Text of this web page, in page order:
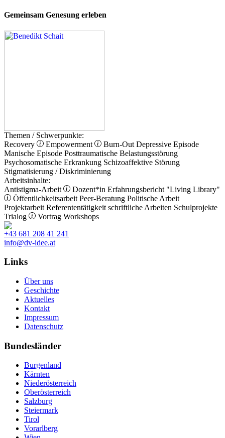
Gemeinsam Genesung erleben
Themen / Schwerpunkte:
Recovery
Empowerment Burn-Out Depressive Episode
Manische Episode Posttraumatische Belastungsstörung
Psychosomatische Erkrankung Schizoaffektive Störung
Stigmatisierung / Diskriminierung
Arbeitsinhalte:
Antistigma-Arbeit
Dozent*in Erfahrungsbericht "Living Library"
Öffentlichkeitsarbeit Peer-Beratung Politische Arbeit
Projektarbeit Referententätigkeit schriftliche Arbeiten Schulprojekte
Trialog
Vortrag Workshops
+43 681 208 41 241
info@dv-idee.at
Links
Über uns
Geschichte
Aktuelles
Kontakt
Impressum
Datenschutz
Bundesländer
Burgenland
Kärnten
Niederösterreich
Oberösterreich
Salzburg
Steiermark
Tirol
Vorarlberg